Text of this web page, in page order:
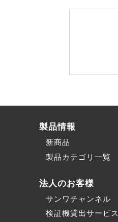
製品情報
新商品
製品カテゴリ一覧
法人のお客様
サンワチャンネル
検証機貸出サービス